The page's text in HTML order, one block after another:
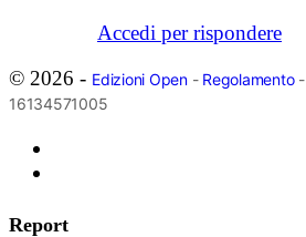
Accedi per rispondere
© 2026 - Edizioni Open- Regolamento-
16134571005
Report